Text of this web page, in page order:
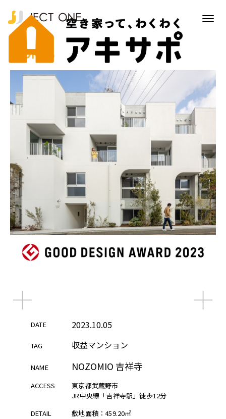
WORKS
DATE 2023.10.05
TAG 収益マンション
NAME NOZOMIO 吉祥寺
ACCESS
東京都武蔵野市
JR中央線「吉祥寺駅」徒歩12分
DETAIL
敷地面積：459.20㎡
DATE 2023.10.05
TAG 収益マンション
NAME NOZOMIO 吉祥寺
ACCESS
東京都武蔵野市
JR中央線「吉祥寺駅」徒歩12分
DETAIL
敷地面積：459.20㎡
DATE
TAG 収益マンション
NAME NOZOMIO 吉祥寺
ACCESS
東京都武蔵野市
JR中央線「吉祥寺駅」徒歩12分
DETAIL
敷地面積：459.20㎡